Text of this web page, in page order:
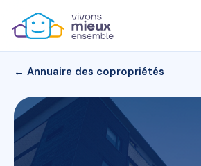
← Annuaire des copropriétés